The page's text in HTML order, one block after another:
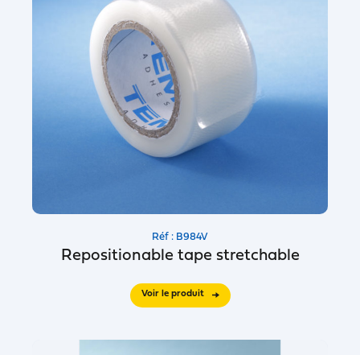
Réf : B984V
Repositionable tape stretchable
Voir le produit